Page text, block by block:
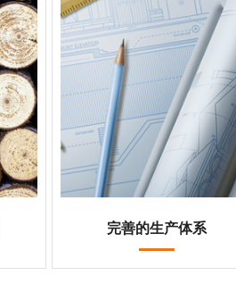
完善的生产体系